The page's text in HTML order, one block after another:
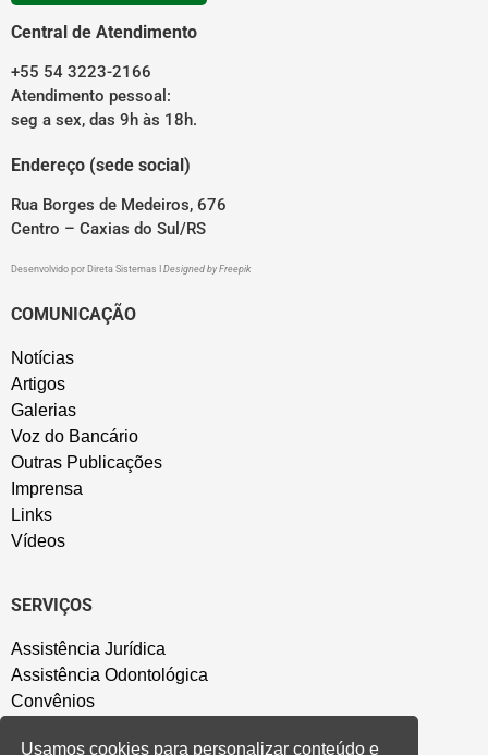
Central de Atendimento
+55 54 3223-2166
Atendimento pessoal:
seg a sex, das 9h às 18h.
Endereço (sede social)
Rua Borges de Medeiros, 676
Centro – Caxias do Sul/RS
Desenvolvido por Direta Sistemas Designed by Freepik
COMUNICAÇÃO
Notícias
Artigos
Galerias
Voz do Bancário
Outras Publicações
Imprensa
Links
Vídeos
SERVIÇOS
Assistência Jurídica
Assistência Odontológica
Convênios
Usamos cookies para personalizar conteúdo e